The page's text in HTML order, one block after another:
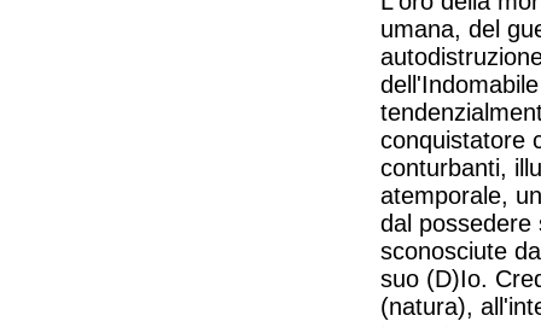
umana, del
conquistatore
conturbanti,
atemporale,
dal possedere
sconosciute
suo (D)Io.
(natura),